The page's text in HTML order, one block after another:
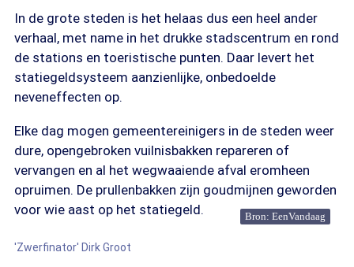
In de grote steden is het helaas dus een heel ander
verhaal, met name in het drukke stadscentrum en rond
de stations en toeristische punten. Daar levert het
statiegeldsysteem aanzienlijke, onbedoelde
neveneffecten op.
Elke dag mogen gemeentereinigers in de steden weer
dure, opengebroken vuilnisbakken repareren of
vervangen en al het wegwaaiende afval eromheen
opruimen. De prullenbakken zijn goudmijnen geworden
voor wie aast op het statiegeld.
Bron: EenVandaag
'Zwerfinator' Dirk Groot